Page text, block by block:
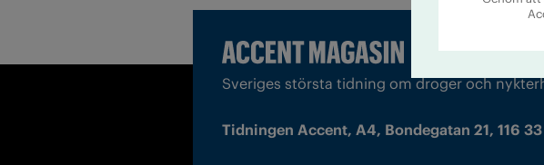
Sveriges största tidning om droger och
Tidningen Accent, A4, Bondegatan 21, 116